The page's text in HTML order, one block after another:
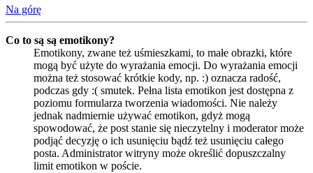
Na górę
Co to są są emotikony?
Emotikony, zwane też uśmieszkami, to małe obrazki, które
mogą być użyte do wyrażania emocji. Do wyrażania emocji
można też stosować krótkie kody, np. :) oznacza radość,
podczas gdy :( smutek. Pełna lista emotikon jest dostępna z
poziomu formularza tworzenia wiadomości. Nie należy
jednak nadmiernie używać emotikon, gdyż mogą
spowodować, że post stanie się nieczytelny i moderator może
podjąć decyzję o ich usunięciu bądź też usunięciu całego
posta. Administrator witryny może określić dopuszczalny
limit emotikon w poście.